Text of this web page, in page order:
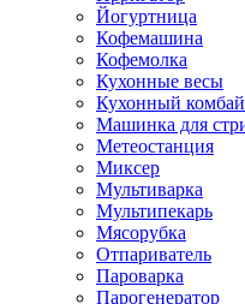
Йогуртница
Кофемашина
Кофемолка
Кухонные весы
Кухонный
Машинка для
Метеостанция
Миксер
Мультиварка
Мультипекарь
Мясорубка
Отпариватель
Пароварка
Парогенератор